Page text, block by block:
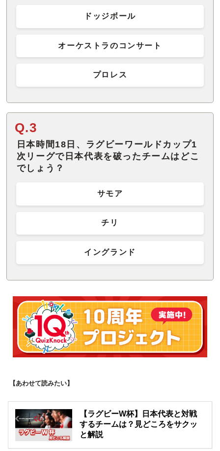
ドッジボール
オーケストラのコンサート
プロレス
Q.3
日本時間18日、ラグビーワールドカップ1
次リーグで日本代表を破ったチームはどこ
でしょう？
サモア
チリ
イングランド
【あわせて読みたい】
【ラグビーW杯】日本代表と対戦
するチームは？見どころをサクッ
と解説